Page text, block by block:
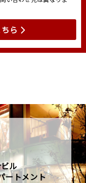
ら
ル
ートメント